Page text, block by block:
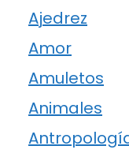
Ajedrez
Amor
Amuletos
Animales